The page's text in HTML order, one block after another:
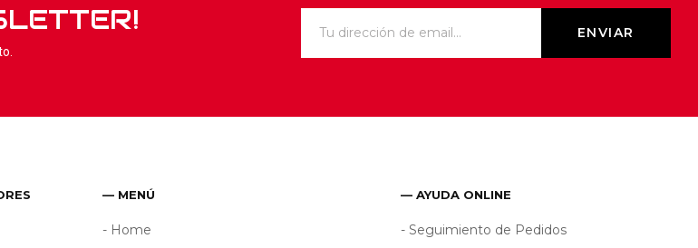
— MENÚ
- Home
— AYUDA ONLINE
- Seguimiento de Pedidos